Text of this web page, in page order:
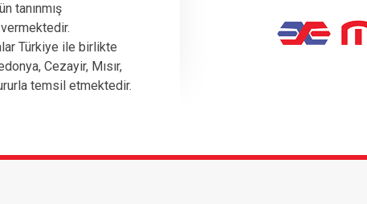
tanınmış
Türkiye ile birlikte
Cezayir, Mısır,
temsil etmektedir.